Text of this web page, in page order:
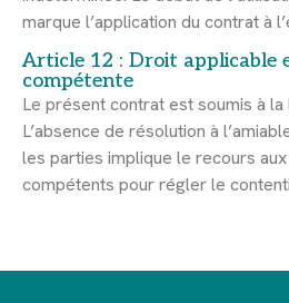
marque l’application du contrat à
Article 12 : Droit applicable
compétente
Le présent contrat est soumis à
L’absence de résolution à
les parties implique le recours
compétents pour régler le